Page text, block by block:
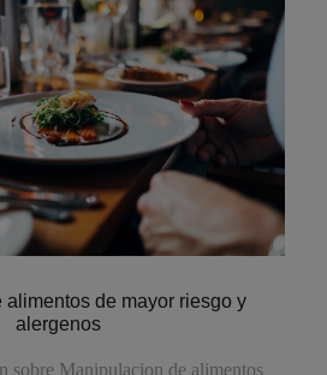
alimentos de mayor riesgo y
alergenos
sobre Manipulacion de alimentos